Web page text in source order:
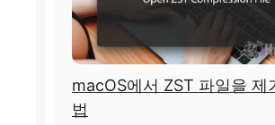
macOS에서 ZST 파일을 제
법